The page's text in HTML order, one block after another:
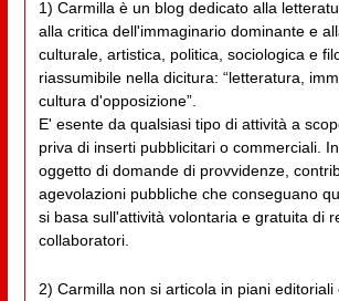
1) Carmilla è un blog dedicato alla
alla critica dell'immaginario dominante e
culturale, artistica, politica, sociologica e
riassumibile nella dicitura: “letteratura,
cultura d'opposizione”.
E' esente da qualsiasi tipo di attività a
priva di inserti pubblicitari o commerciali.
oggetto di domande di provvidenze,
agevolazioni pubbliche che conseguano
si basa sull'attività volontaria e gratuita di
collaboratori.
2) Carmilla non si articola in piani editoriali